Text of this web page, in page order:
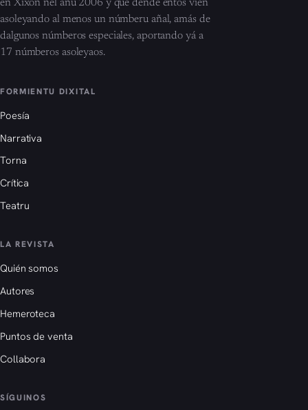
en Xixón nel añu 2006 y que dende entós vien
asoleyando al menos un númberu añal, amás de
dalgunos númberos especiales, aportando yá a
17 númberos asoleyaos.
FORMIENTU DIXITAL
Poesía
Narrativa
Torna
Crítica
Teatru
LA REVISTA
Quién somos
Autores
Hemeroteca
Puntos de venta
Collabora
SÍGUINOS